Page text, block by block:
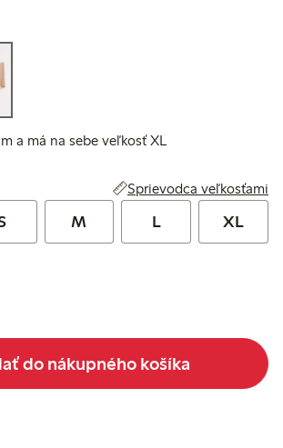
a má na sebe veľkosť XL
Sprievodca veľkosťami
M L XL
do nákupného košíka